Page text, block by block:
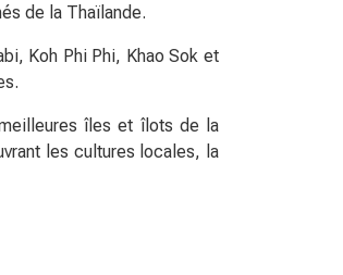
de la Thaïlande.
Koh Phi Phi, Khao Sok et
îles et îlots de la
les cultures locales, la